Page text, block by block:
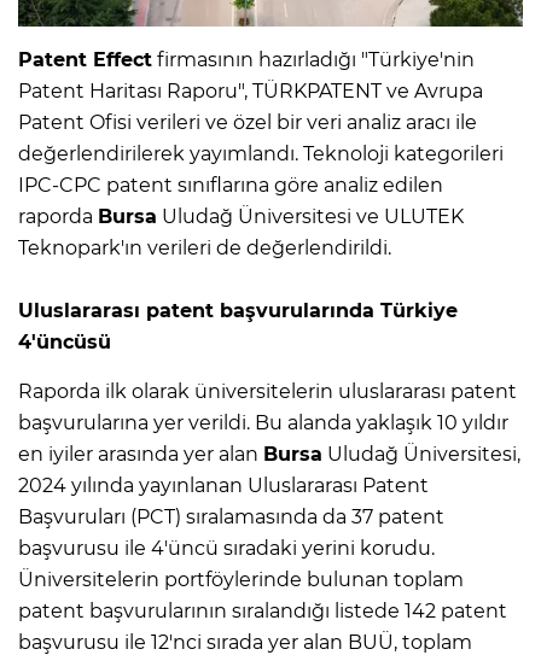
Patent Effect firmasının hazırladığı "Türkiye'nin
Patent Haritası Raporu", TÜRKPATENT ve Avrupa
Patent Ofisi verileri ve özel bir veri analiz aracı ile
değerlendirilerek yayımlandı. Teknoloji kategorileri
IPC-CPC patent sınıflarına göre analiz edilen
raporda Bursa Uludağ Üniversitesi ve ULUTEK
Teknopark'ın verileri de değerlendirildi.
Uluslararası patent başvurularında Türkiye
4'üncüsü
Raporda ilk olarak üniversitelerin uluslararası patent
başvurularına yer verildi. Bu alanda yaklaşık 10 yıldır
en iyiler arasında yer alan Bursa Uludağ Üniversitesi,
2024 yılında yayınlanan Uluslararası Patent
Başvuruları (PCT) sıralamasında da 37 patent
başvurusu ile 4'üncü sıradaki yerini korudu.
Üniversitelerin portföylerinde bulunan toplam
patent başvurularının sıralandığı listede 142 patent
başvurusu ile 12'nci sırada yer alan BUÜ, toplam